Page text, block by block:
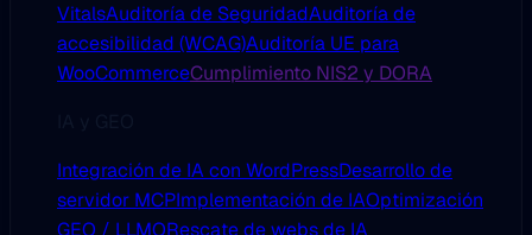
VitalsAuditoría de SeguridadAuditoría de
accesibilidad (WCAG)Auditoría UE para
WooCommerceCumplimiento NIS2 y DORA
Integración de IA con WordPressDesarrollo de
servidor MCPImplementación de IAOptimización
GEO / LLMORescate de webs de IA